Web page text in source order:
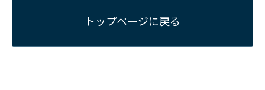
トップページに戻る